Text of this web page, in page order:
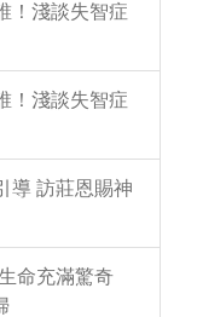
！淺談失智症
！淺談失智症
導 訪莊恩賜神
命充滿驚奇